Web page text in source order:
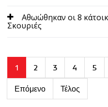
Αθωώθηκαν οι 8
Σκουριές
1 2 3 4 5
Επόμενο Τέλος